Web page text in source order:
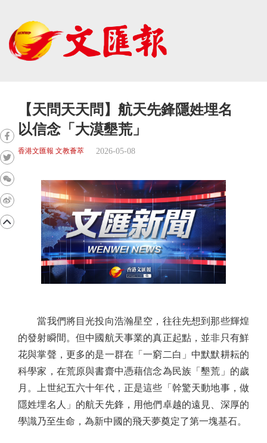
【天問天天問】航天先鋒隱姓埋名
以信念「大漠墾荒」
香港文匯報 文教薈萃 2026-05-08
當我們將目光投向浩瀚星空，往往先想到那些輝煌
的發射瞬間。但中國航天事業的真正起點，並非只有鮮
花與掌聲，更多的是一群在「一窮二白」中默默耕耘的
科學家，在荒原與書齋中憑藉信念為民族「墾荒」的歲
月。上世紀五六十年代，正是這些「幹驚天動地事，做
隱姓埋名人」的航天先鋒，用他們卓越的遠見、深厚的
學識乃至生命，為新中國的飛天夢奠定了第一塊基石。